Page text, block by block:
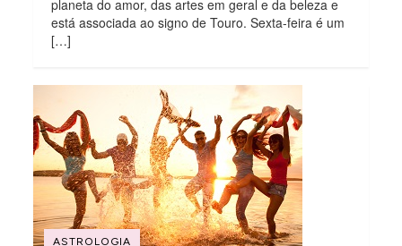
planeta do amor, das artes em geral e da beleza e
está associada ao signo de Touro. Sexta-feira é um
[…]
ASTROLOGIA